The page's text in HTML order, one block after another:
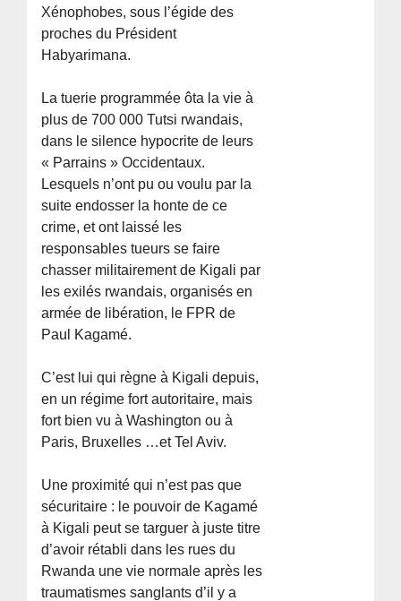
Xénophobes, sous l’égide des
proches du Président
Habyarimana.
La tuerie programmée ôta la vie à
plus de 700 000 Tutsi rwandais,
dans le silence hypocrite de leurs
« Parrains » Occidentaux.
Lesquels n’ont pu ou voulu par la
suite endosser la honte de ce
crime, et ont laissé les
responsables tueurs se faire
chasser militairement de Kigali par
les exilés rwandais, organisés en
armée de libération, le FPR de
Paul Kagamé.
C’est lui qui règne à Kigali depuis,
en un régime fort autoritaire, mais
fort bien vu à Washington ou à
Paris, Bruxelles …et Tel Aviv.
Une proximité qui n’est pas que
sécuritaire : le pouvoir de Kagamé
à Kigali peut se targuer à juste titre
d’avoir rétabli dans les rues du
Rwanda une vie normale après les
traumatismes sanglants d’il y a